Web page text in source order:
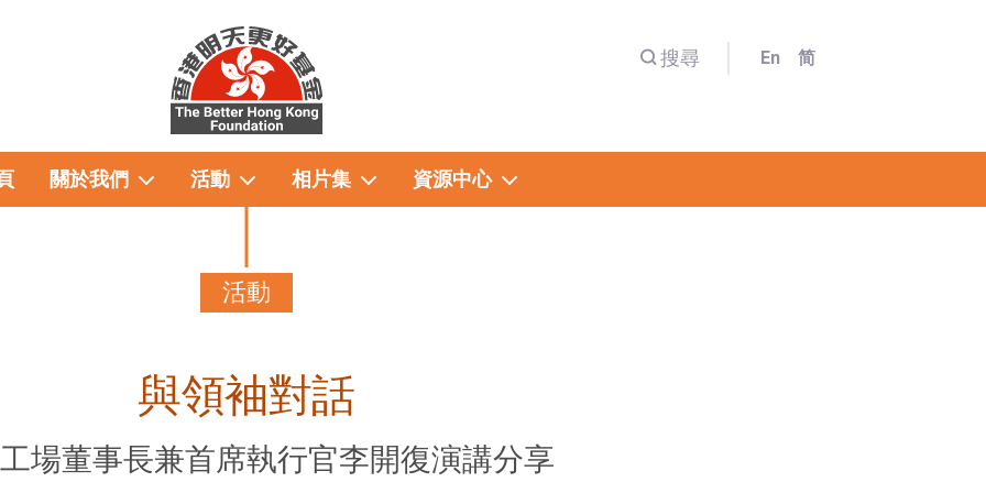
搜尋 En 简
關於我們 活動 相片集 資源中心
活動
與領袖對話
場董事長兼首席執行官李開復演講分享